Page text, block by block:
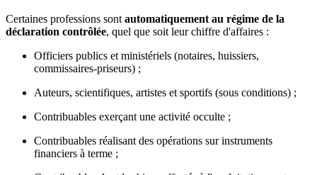
Certaines professions sont automatiquement au régime de la
déclaration contrôlée, quel que soit leur chiffre d'affaires :
Officiers publics et ministériels (notaires, huissiers,
commissaires-priseurs) ;
Auteurs, scientifiques, artistes et sportifs (sous conditions) ;
Contribuables exerçant une activité occulte ;
Contribuables réalisant des opérations sur instruments
financiers à terme ;